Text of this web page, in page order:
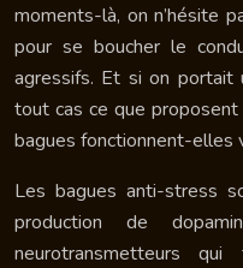
moments-là, on n’hésite
pour se boucher le
agressifs. Et si on portait
tout cas ce que
bagues fonctionnent-elles
Les bagues anti-stress
production de
neurotransmetteurs